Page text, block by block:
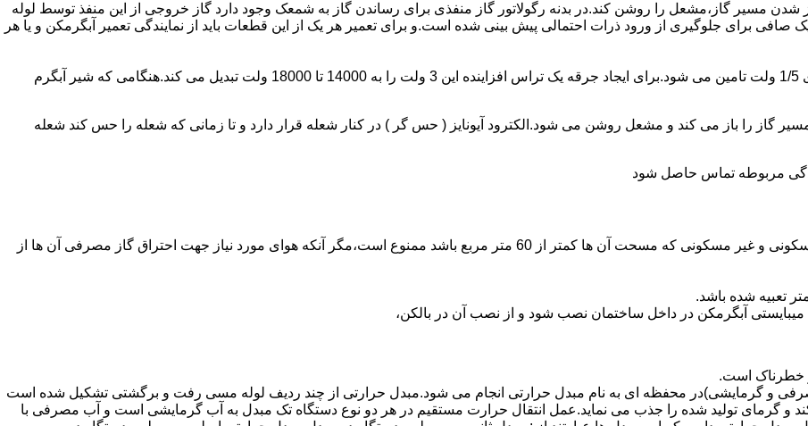
مسیر گاز،مشعل را روشن کند.در بدنه رگولاتور گاز منفذی برای رساندن گاز به شمعک وجود دارد گاز خروجی از این منفذ توسط لوله
برای جلوگیری از ورود ذرات احتمالی پیش بینی شده است.و برای تعمیر هر یک از این قطعات باید از نمایندگی تعمیر آبگرمکن و یا هر
برد کنترل آبگرمکن:نیروی محرکه این برد از یک آدابتور یا دو عدد باتری 1/5 ولت تامین می شود.برای ایجاد جرقه یک تراس افزاینده این 3 ولت را به 14000 تا 18000 ولت تبدیل می کند.هنگامی که شیر آبگرم
را باز می کند و مشعل روشن می شود.الکترود آیونایز ( حس گر ) در کنار شعله قرار دارد و تا زمانی که شعله را حس کند شعله
مربوطه تماس حاصل شود
نصب وسایل گاز سوز پر مصرف مانند آبگرمکن در واحدهای مسکونی و غیر مسکونی که مسحت آن ها کمتر از 60 متر مربع باشد ممنوع است،مگر آنکه هوای مورد نیاز جهت احتراق گاز مصرفی آن ها از
آبگرمکن در داخل ساختمان نصب شود و از نصب آن در بالکن،
خطرناک است.
و گرمایشی)در محفظه ای به نام مبدل حرارتی انجام می شود.مبدل حرارتی از چند ردیف لوله مسی رفت و برگشتی تشکیل شده است
و گرمای تولید شده را جذب می نماید.عمل انتقال حرارت مستقیم در هر دو نوع دستگاه تک مبدل به آب گرمایشی است و آب مصرفی با